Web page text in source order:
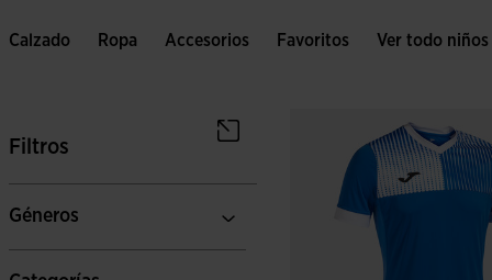
Calzado Ropa Accesorios Favoritos Ver todo niños
Filtros
Géneros